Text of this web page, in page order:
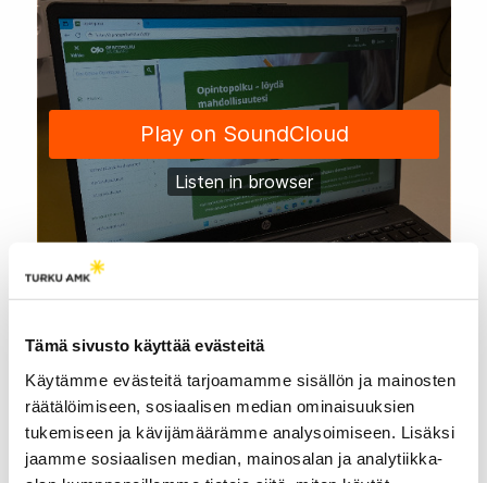
Tämä sivusto käyttää evästeitä
Käytämme evästeitä tarjoamamme sisällön ja mainosten
räätälöimiseen, sosiaalisen median ominaisuuksien
tukemiseen ja kävijämäärämme analysoimiseen. Lisäksi
jaamme sosiaalisen median, mainosalan ja analytiikka-